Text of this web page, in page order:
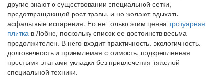
другие знают о существовании специальной сетки,
предотвращающей рост травы, и не желают вдыхать
асфальтные испарения. Но не только этим ценна тротуарная
плитка в Лобне, поскольку список ее достоинств весьма
продолжителен. В него входит практичность, экологичность,
долговечность и приемлемая стоимость, подкрепленная
простыми этапами укладки без привлечения тяжелой
специальной техники.